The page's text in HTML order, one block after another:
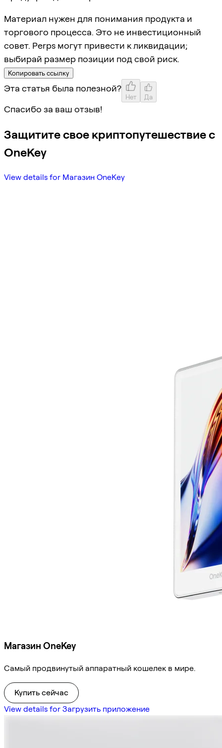
Материал нужен для понимания продукта и
торгового процесса. Это не инвестиционный
совет. Perps могут привести к ликвидации;
выбирай размер позиции под свой риск.
Копировать ссылку
Эта статья была полезной?
Нет Да
Спасибо за ваш отзыв!
Защитите свое криптопутешествие с
OneKey
View details for Магазин OneKey
Магазин OneKey
Самый продвинутый аппаратный кошелек в мире.
Купить сейчас
View details for Загрузить приложение